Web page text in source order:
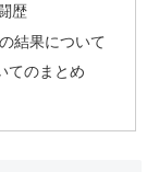
歴
結果について
てのまとめ